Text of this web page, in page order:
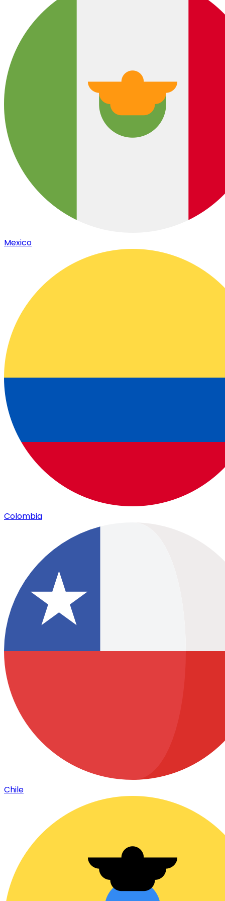
Mexico
Colombia
Chile